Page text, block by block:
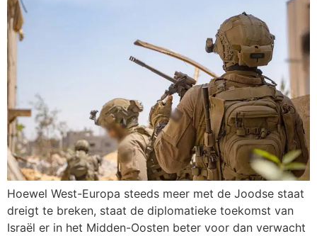
Hoewel West-Europa steeds meer met de Joodse staat
dreigt te breken, staat de diplomatieke toekomst van
Israël er in het Midden-Oosten beter voor dan verwacht